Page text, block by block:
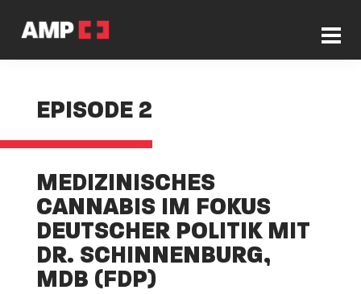
EPISODE 2
MEDIZINISCHES
CANNABIS IM FOKUS
DEUTSCHER POLITIK MIT
DR. SCHINNENBURG,
MDB (FDP)